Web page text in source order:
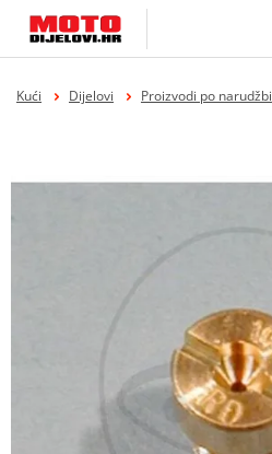
Kući Dijelovi Proizvodi po narudžbi